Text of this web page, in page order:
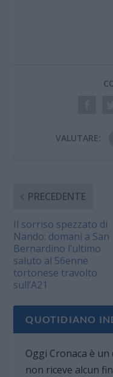
VALUTARE:
PRECEDENTE
Il sorriso spezzato di
Nando: domani a San
Bernardino l’ultimo
saluto al 56enne
tortonese travolto
sull’A21
QUOTIDIANO
Oggi Cronaca è
non riceve alcun